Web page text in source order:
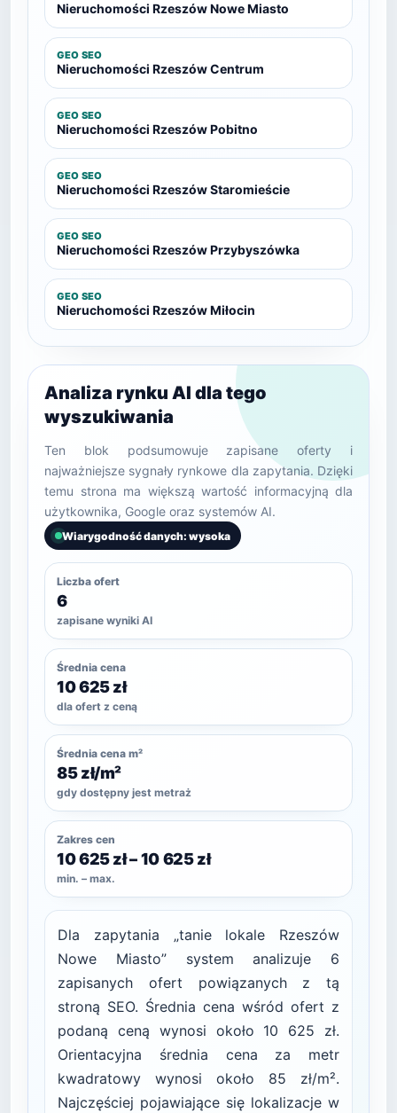
Nieruchomości Rzeszów Nowe Miasto
GEO SEO
Nieruchomości Rzeszów Centrum
GEO SEO
Nieruchomości Rzeszów Pobitno
GEO SEO
Nieruchomości Rzeszów Staromieście
GEO SEO
Nieruchomości Rzeszów Przybyszówka
GEO SEO
Nieruchomości Rzeszów Miłocin
Analiza rynku AI dla tego
wyszukiwania
Ten blok podsumowuje zapisane oferty i
najważniejsze sygnały rynkowe dla zapytania. Dzięki
temu strona ma większą wartość informacyjną dla
użytkownika, Google oraz systemów AI.
Wiarygodność danych: wysoka
Liczba ofert
6
zapisane wyniki AI
Średnia cena
10 625 zł
dla ofert z ceną
Średnia cena m²
85 zł/m²
gdy dostępny jest metraż
Zakres cen
10 625 zł – 10 625 zł
min. – max.
Dla zapytania „tanie lokale Rzeszów
Nowe Miasto” system analizuje 6
zapisanych ofert powiązanych z tą
stroną SEO. Średnia cena wśród ofert z
podaną ceną wynosi około 10 625 zł.
Orientacyjna średnia cena za metr
kwadratowy wynosi około 85 zł/m².
Najczęściej pojawiające się lokalizacje w